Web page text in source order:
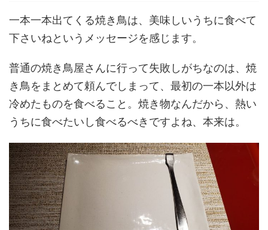
一本一本出てくる焼き鳥は、美味しいうちに食べて
下さいねというメッセージを感じます。
普通の焼き鳥屋さんに行って失敗しがちなのは、焼
き鳥をまとめて頼んでしまって、最初の一本以外は
冷めたものを食べること。焼き物なんだから、熱い
うちに食べたいし食べるべきですよね、本来は。